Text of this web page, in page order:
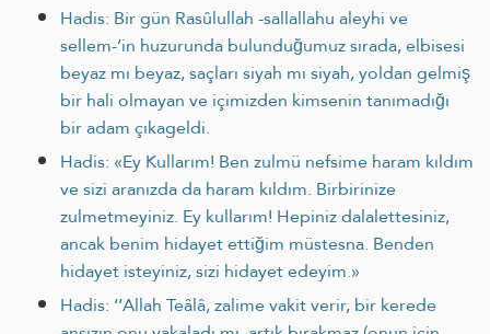
Hadis: Bir gün Rasûlullah -sallallahu aleyhi ve
sellem-’in huzurunda bulunduğumuz sırada, elbisesi
beyaz mı beyaz, saçları siyah mı siyah, yoldan gelmiş
bir hali olmayan ve içimizden kimsenin tanımadığı
bir adam çıkageldi.
Hadis: «Ey Kullarım! Ben zulmü nefsime haram kıldım
ve sizi aranızda da haram kıldım. Birbirinize
zulmetmeyiniz. Ey kullarım! Hepiniz dalalettesiniz,
ancak benim hidayet ettiğim müstesna. Benden
hidayet isteyiniz, sizi hidayet edeyim.»
Hadis: ‘’Allah Teâlâ, zalime vakit verir, bir kerede